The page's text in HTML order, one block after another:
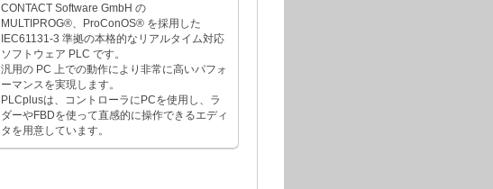
CONTACT Software GmbH の
MULTIPROG®、ProConOS® を採用した
IEC61131-3 準拠の本格的なリアルタイム対応
ソフトウェア PLC です。
汎用の PC 上での動作により非常に高いパフォ
ーマンスを実現します。
PLCplusは、コントローラにPCを使用し、ラ
ダーやFBDを使って直感的に操作できるエディ
タを用意しています。